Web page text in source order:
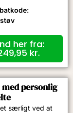
her fra:
kr.
personlig
særligt ved at